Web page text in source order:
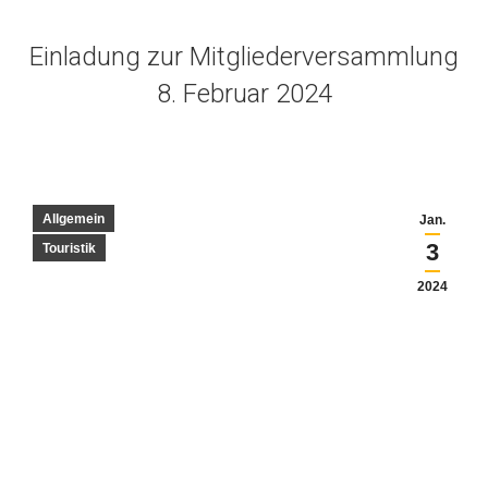
Einladung zur Mitgliederversammlung
8. Februar 2024
Jan.
3
2024
Allgemein
Touristik